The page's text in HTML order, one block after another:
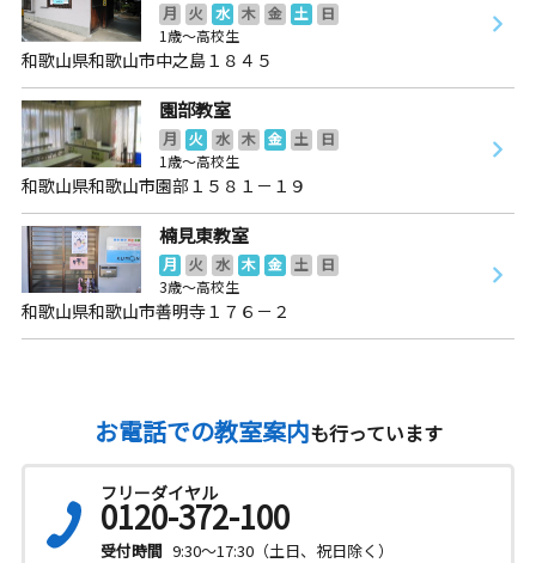
月 火 水 木 金 土
日
1歳～高校生
和歌山県和歌山市中之島１８４５
園部教室
月 火 水 木 金 土
日
1歳～高校生
和歌山県和歌山市園部１５８１－１９
楠見東教室
月 火 水 木 金 土
日
3歳～高校生
和歌山県和歌山市善明寺１７６－２
お電話での教室案内も行っています
フリーダイヤル
0120-372-100
受付時間 9:30～17:30（土日、祝日除く）